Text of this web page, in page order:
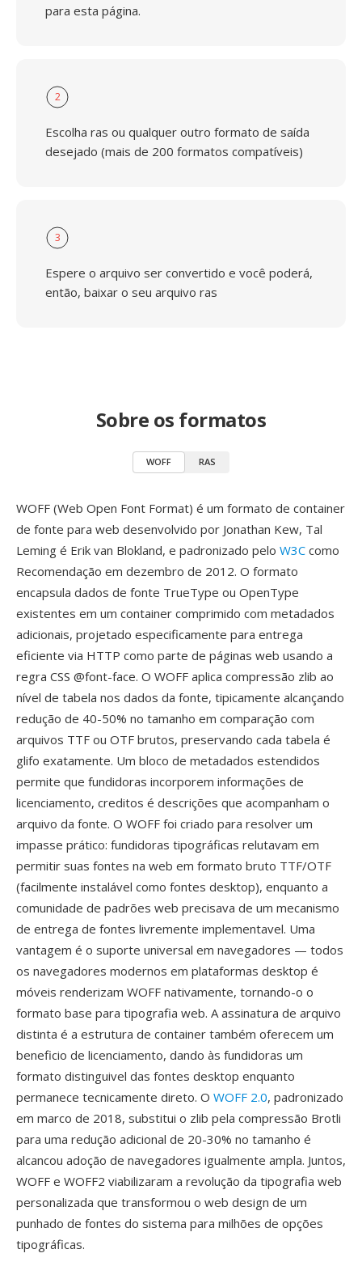
para esta página.
2
Escolha ras ou qualquer outro formato de saída
desejado (mais de 200 formatos compatíveis)
3
Espere o arquivo ser convertido e você poderá,
então, baixar o seu arquivo ras
Sobre os formatos
WOFF RAS
WOFF (Web Open Font Format) é um formato de container
de fonte para web desenvolvido por Jonathan Kew, Tal
Leming é Erik van Blokland, e padronizado pelo W3C como
Recomendação em dezembro de 2012. O formato
encapsula dados de fonte TrueType ou OpenType
existentes em um container comprimido com metadados
adicionais, projetado especificamente para entrega
eficiente via HTTP como parte de páginas web usando a
regra CSS @font-face. O WOFF aplica compressão zlib ao
nível de tabela nos dados da fonte, tipicamente alcançando
redução de 40-50% no tamanho em comparação com
arquivos TTF ou OTF brutos, preservando cada tabela é
glifo exatamente. Um bloco de metadados estendidos
permite que fundidoras incorporem informações de
licenciamento, creditos é descrições que acompanham o
arquivo da fonte. O WOFF foi criado para resolver um
impasse prático: fundidoras tipográficas relutavam em
permitir suas fontes na web em formato bruto TTF/OTF
(facilmente instalável como fontes desktop), enquanto a
comunidade de padrões web precisava de um mecanismo
de entrega de fontes livremente implementavel. Uma
vantagem é o suporte universal em navegadores — todos
os navegadores modernos em plataformas desktop é
móveis renderizam WOFF nativamente, tornando-o o
formato base para tipografia web. A assinatura de arquivo
distinta é a estrutura de container também oferecem um
beneficio de licenciamento, dando às fundidoras um
formato distinguivel das fontes desktop enquanto
permanece tecnicamente direto. O WOFF 2.0, padronizado
em marco de 2018, substitui o zlib pela compressão Brotli
para uma redução adicional de 20-30% no tamanho é
alcancou adoção de navegadores igualmente ampla. Juntos,
WOFF e WOFF2 viabilizaram a revolução da tipografia web
personalizada que transformou o web design de um
punhado de fontes do sistema para milhões de opções
tipográficas.